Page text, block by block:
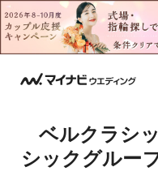
ベルクラシ
シックグルー